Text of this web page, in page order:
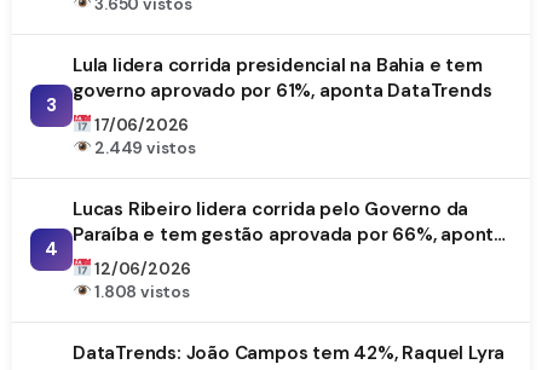
3
Lula lidera corrida presidencial na Bahia e tem
governo aprovado por 61%, aponta DataTrends
17/06/2026
2.449 vistos
4
Lucas Ribeiro lidera corrida pelo Governo da
Paraíba e tem gestão aprovada por 66%, aponta
DataTrends
12/06/2026
1.808 vistos
DataTrends: João Campos tem 42%, Raquel Lyra